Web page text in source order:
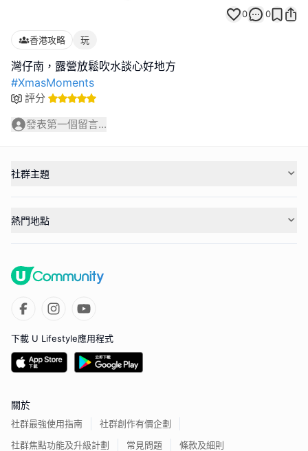
0 0
香港攻略 玩
#XmasMoments
評分
發表第一個留言...
社群主題
熱門地點
下載 U Lifestyle應用程式
關於
社群最強使用指南
社群創作有價企劃
社群焦點功能及升級計劃
常見問題 條款及細則